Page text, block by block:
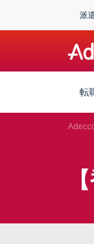
派
転